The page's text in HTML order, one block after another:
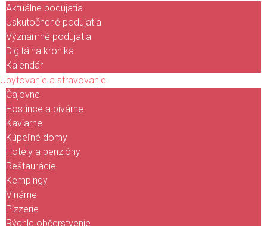
Aktuálne podujatia
Uskutočnené podujatia
Významné podujatia
Digitálna kronika
Kalendár
Ubytovanie a stravovanie
Čajovne
Hostince a pivárne
Kaviarne
Kúpeľné domy
Hotely a penzióny
Reštaurácie
Kempingy
Vinárne
Pizzerie
Rýchle občerstvenie